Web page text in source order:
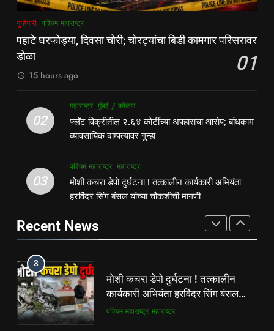
बिडी कामगार परिसरावर डोळा
फ्लॅट विक्रीतील २.६४ कोटींच्या
अपहाराचा आरोप; बांधकाम व्यावसायिक
दाम्पत्यावर गुन्हा
महाराष्ट्र मुंबई / कोकण
3
मोशी कचरा डेपो दुर्घटना ! तत्कालीन
4
शिळगावच्या पोलीस पाटलांचे निधन;
समाजसेवेचा आधारवड हरपला!
गुन्हेगारी पश्चिम महाराष्ट्र
पहाटे घरफोड्या, दिवसा चोरी; चोरट्यांचा बिडी कामगार परिसरावर
डोळा
01
15 hours ago
02
महाराष्ट्र मुंबई / कोकण
फ्लॅट विक्रीतील २.६४ कोटींच्या अपहाराचा आरोप; बांधकाम
व्यावसायिक दाम्पत्यावर गुन्हा
03
पश्चिम महाराष्ट्र महाराष्ट्र
मोशी कचरा डेपो दुर्घटना ! तत्कालीन कार्यकारी अभियंता
हरविंदर सिंग बंसल यांच्या चौकशीची मागणी
Recent News
8
देसाई खाडीत जलपर्णीचा वाढता विळखा;
पहाटे घरफोड्या, दिवसा चोरी; चोरट्यांचा
बिडी कामगार परिसरावर डोळा
2
फ्लॅट विक्रीतील २.६४ कोटींच्या
अपहाराचा आरोप; बांधकाम व्यावसायिक
3
मोशी कचरा डेपो दुर्घटना ! तत्कालीन
कार्यकारी अभियंता हरविंदर सिंग बंसल
यांच्या चौकशीची मागणी
पश्चिम महाराष्ट्र महाराष्ट्र